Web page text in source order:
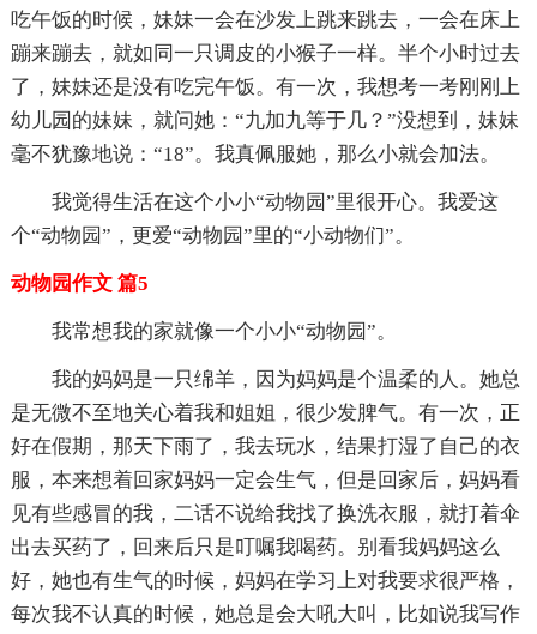
吃午饭的时候，妹妹一会在沙发上跳来跳去，一会在床上
蹦来蹦去，就如同一只调皮的小猴子一样。半个小时过去
了，妹妹还是没有吃完午饭。有一次，我想考一考刚刚上
幼儿园的妹妹，就问她：“九加九等于几？”没想到，妹妹
毫不犹豫地说：“18”。我真佩服她，那么小就会加法。
我觉得生活在这个小小“动物园”里很开心。我爱这
个“动物园”，更爱“动物园”里的“小动物们”。
动物园作文 篇5
我常想我的家就像一个小小“动物园”。
我的妈妈是一只绵羊，因为妈妈是个温柔的人。她总
是无微不至地关心着我和姐姐，很少发脾气。有一次，正
好在假期，那天下雨了，我去玩水，结果打湿了自己的衣
服，本来想着回家妈妈一定会生气，但是回家后，妈妈看
见有些感冒的我，二话不说给我找了换洗衣服，就打着伞
出去买药了，回来后只是叮嘱我喝药。别看我妈妈这么
好，她也有生气的时候，妈妈在学习上对我要求很严格，
每次我不认真的时候，她总是会大吼大叫，比如说我写作